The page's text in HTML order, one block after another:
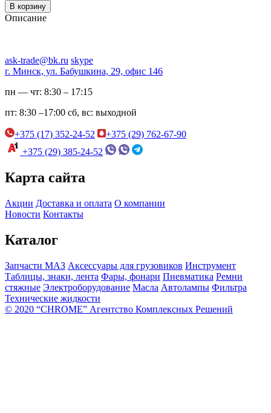
В корзину
Описание
ask-trade@bk.ru skype
г. Минск, ул. Бабушкина, 29, офис 146
пн — чт: 8:30 – 17:15
пт: 8:30 –17:00 сб, вс: выходной
+375 (17) 352-24-52
+375 (29) 762-67-90
+375 (29) 385-24-52
Карта сайта
Акции Доставка и оплата О компании
Новости Контакты
Каталог
Запчасти МАЗ Аксессуары для грузовиков Инструмент
Таблицы, знаки, лента Фары, фонари Пневматика Ремни
стяжные Электроборудование Масла Автолампы Фильтра
Технические жидкости
© 2020 “CHROME” Агентство Комплексных Решений